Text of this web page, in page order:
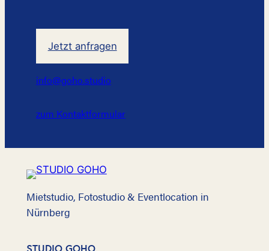
Jetzt anfragen
info@goho.studio
zum Kontaktformular
Mietstudio, Fotostudio & Eventlocation in
Nürnberg